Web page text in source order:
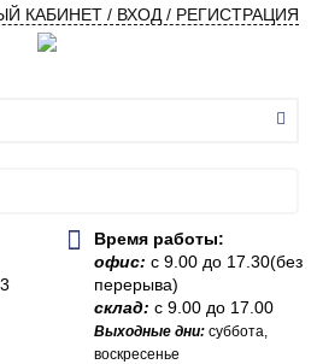
КАБИНЕТ / ВХОД / РЕГИСТРАЦИЯ
Время работы:
офис:с 9.00 до 17.30(без
перерыва)
склад:с 9.00 до 17.00
Выходные дни:суббота,
воскресенье